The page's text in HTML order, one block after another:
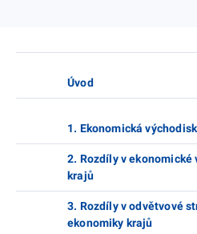
Úvod
1. Ekonomická
2. Rozdíly v ekonomické
krajů
3. Rozdíly v odvětvové
ekonomiky krajů